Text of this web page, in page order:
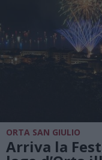
ORTA SAN GIULIO
Arriva la